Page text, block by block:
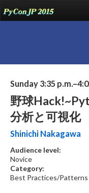
Events
Sponsors
Participants
Venue
Sunday 3:35
野球
分析と可視化
Shinichi Nakagawa
Audience level:
Novice
Category:
Best Practices/Patterns